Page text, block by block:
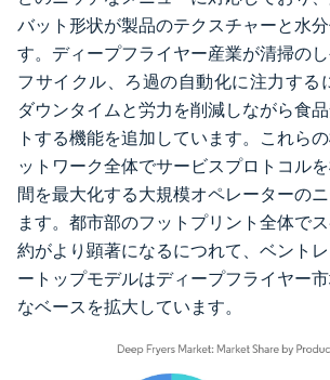
バット形状が製品のテクスチャーと水
す。ディープフライヤー産業が清掃の
フサイクル、ろ過の自動化に注力する
ダウンタイムと労力を削減しながら食
トする機能を追加しています。これら
ットワーク全体でサービスプロトコル
間を最大化する大規模オペレーターの
ます。都市部のフットプリント全体で
約がより顕著になるにつれて、ベント
ートップモデルはディープフライヤー
なベースを拡大しています。